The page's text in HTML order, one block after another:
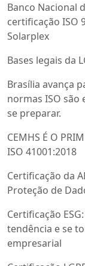
Banco Nacional
certificação ISO
Solarplex
Bases legais da
Brasília avança
normas ISO são
se preparar.
CEMHS É O
ISO 41001:2018
Certificação da
Proteção de
Certificação
tendência e se
empresarial